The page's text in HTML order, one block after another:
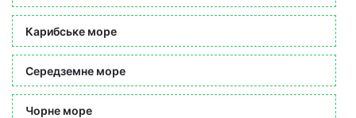
Карибське море
Середземне море
Чорне море